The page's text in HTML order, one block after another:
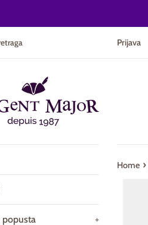
Prijava
popusta +
Home ›